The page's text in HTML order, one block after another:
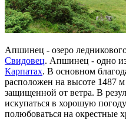
Апшинец - озеро
Свидовец. Апшинец - одно
Карпатах. В основном
расположен на высоте 1487
защищенной от ветра. В
искупаться в хорошую
полюбоваться на окрестные